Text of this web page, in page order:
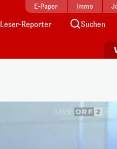
E-Paper Immo
Leser-Reporter Suchen